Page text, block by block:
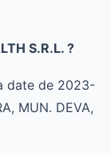
S.R.L. ?
date de 2023-
MUN. DEVA,